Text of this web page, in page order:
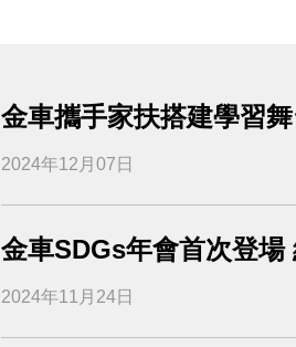
金車攜手家扶搭建學習
2024年12月07日
金車SDGs年會首次登場
2024年11月24日